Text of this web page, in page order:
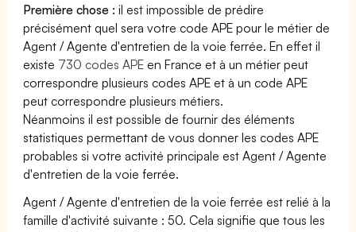
Première chose : il est impossible de prédire
précisément quel sera votre code APE pour le métier de
Agent / Agente d'entretien de la voie ferrée. En effet il
existe 730 codes APE en France et à un métier peut
correspondre plusieurs codes APE et à un code APE
peut correspondre plusieurs métiers.
Néanmoins il est possible de fournir des éléments
statistiques permettant de vous donner les codes APE
probables si votre activité principale est Agent / Agente
d'entretien de la voie ferrée.
Agent / Agente d'entretien de la voie ferrée est relié à la
famille d'activité suivante : 50. Cela signifie que tous les